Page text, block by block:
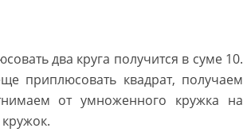
два круга получится в суме 10.
приплюсовать квадрат, получаем
от умноженного кружка на